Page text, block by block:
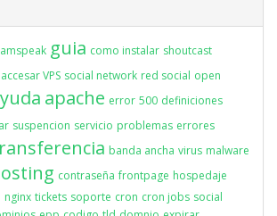
guia como instalar shoutcast
accesar VPS social network red social open
apache error 500 definiciones
suspencion servicio problemas errores
banda ancha virus malware
contraseña frontpage hospedaje
nginx tickets soporte cron cron jobs social